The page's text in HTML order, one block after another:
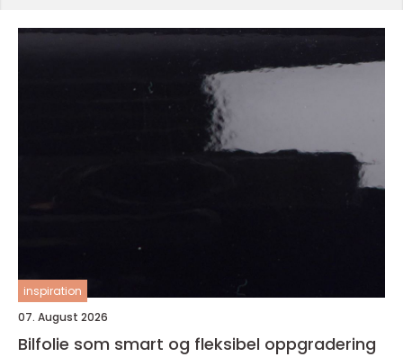
inspiration
07. August 2026
Bilfolie som smart og fleksibel oppgradering